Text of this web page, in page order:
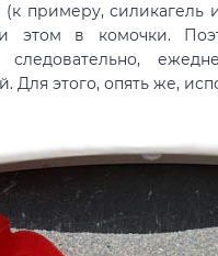
примеру, силикагель
этом в комочки.
следовательно,
этого, опять же,